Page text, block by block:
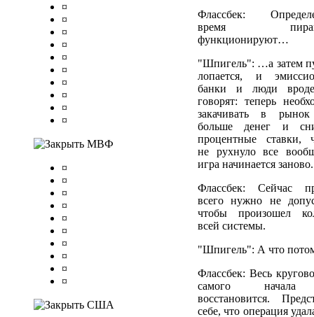
¤
¤
¤
¤
¤
¤
¤
¤
¤
¤
МВФ
¤
¤
¤
¤
¤
¤
¤
¤
¤
¤
США
Флассбек:
время
функционируют…
"Шпигель": …а затем
лопается, и
банки и люди
говорят: теперь
закачивать в
больше денег и
процентные ставки,
не рухнуло все
игра начинается заново.
Флассбек: Сейчас
всего нужно не
чтобы произошел
всей системы.
"Шпигель": А что
Флассбек: Весь
самого
восстановится.
себе, что операция